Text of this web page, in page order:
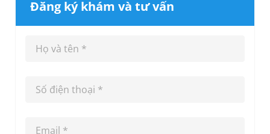
Đăng ký khám và tư vấn